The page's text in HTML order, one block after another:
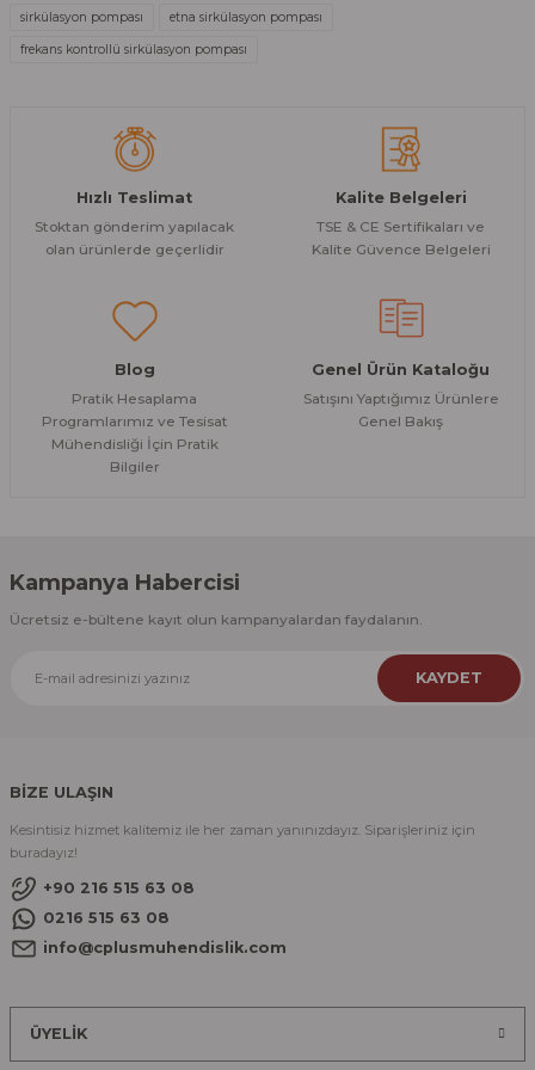
Ürün fiyatı diğer sitelerden daha pahalı.
sirkülasyon pompası
etna sirkülasyon pompası
frekans kontrollü sirkülasyon pompası
Hızlı Teslimat
Stoktan gönderim yapılacak
olan ürünlerde geçerlidir
Kalite Belgeleri
TSE & CE Sertifikaları ve
Kalite Güvence Belgeleri
Blog
Pratik Hesaplama
Programlarımız ve Tesisat
Mühendisliği İçin Pratik
Bilgiler
Genel Ürün Kataloğu
Satışını Yaptığımız Ürünlere
Genel Bakış
Kampanya Habercisi
Ücretsiz e-bültene kayıt olun kampanyalardan faydalanın.
KAYDET
BİZE ULAŞIN
Kesintisiz hizmet kalitemiz ile her zaman yanınızdayız. Siparişleriniz için
buradayız!
+90 216 515 63 08
0216 515 63 08
info@cplusmuhendislik.com
ÜYELİK